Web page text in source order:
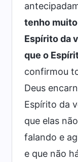
tenho muito
Espírito da
que o
confirmou
Deus
Espírito da
que elas
falando e
e que não